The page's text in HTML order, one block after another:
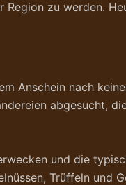
zu werden.
Anschein nach
abgesucht,
und die
Trüffeln und